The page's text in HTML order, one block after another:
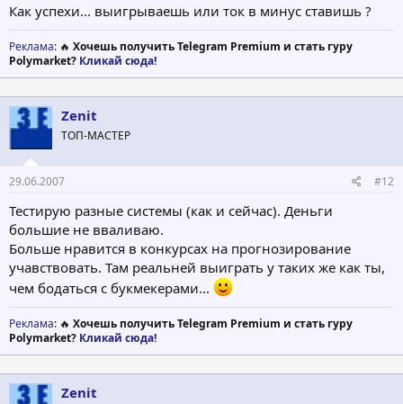
Как успехи... выигрываешь или ток в минус ставишь ?
Реклама: 🔥 Хочешь получить Telegram Premium и стать гуру
Polymarket? Кликай сюда!
Zenit
ТОП-МАСТЕР
29.06.2007 #12
Тестирую разные системы (как и сейчас). Деньги
большие не вваливаю.
Больше нравится в конкурсах на прогнозирование
учавствовать. Там реальней выиграть у таких же как ты,
чем бодаться с букмекерами...
Реклама: 🔥 Хочешь получить Telegram Premium и стать гуру
Polymarket? Кликай сюда!
Zenit